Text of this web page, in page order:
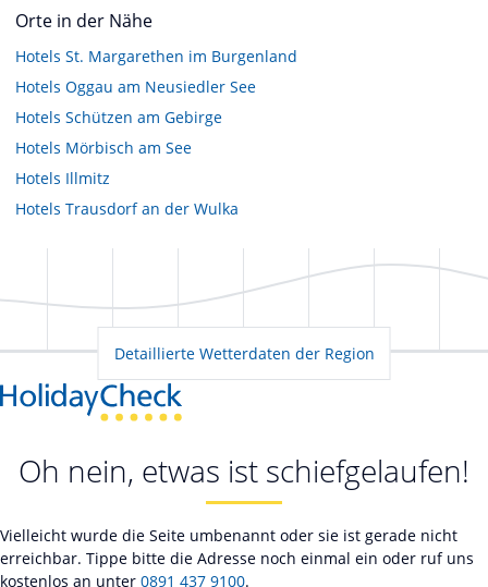
Orte in der Nähe
Hotels St. Margarethen im Burgenland
Hotels Oggau am Neusiedler See
Hotels Schützen am Gebirge
Hotels Mörbisch am See
Hotels Illmitz
Hotels Trausdorf an der Wulka
Detaillierte Wetterdaten der Region
Oh nein, etwas ist schiefgelaufen!
Vielleicht wurde die Seite umbenannt oder sie ist gerade nicht
erreichbar. Tippe bitte die Adresse noch einmal ein oder ruf uns
kostenlos an unter 0891 437 9100.